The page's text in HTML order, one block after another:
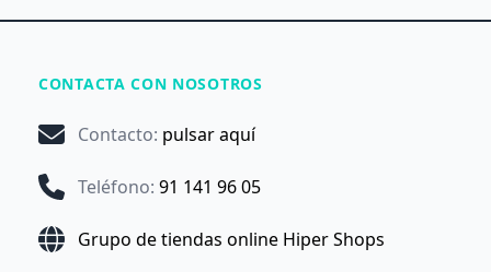
CONTACTA CON NOSOTROS
Contacto: pulsar aquí
Teléfono: 91 141 96 05
Grupo de tiendas online Hiper Shops